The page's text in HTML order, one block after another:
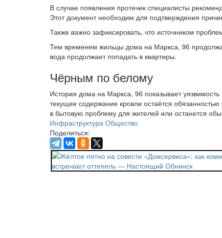
В случае появления протечек специалисты
Этот документ необходим для подтверждения
Также важно зафиксировать, что источником
Тем временем жильцы дома на Маркса, 96
вода продолжает попадать в квартиры.
Чёрным по белому
История дома на Маркса, 96 показывает
текущее содержание кровли остаётся
в бытовую проблему для жителей или останется
Инфраструктура Общество
Поделиться: